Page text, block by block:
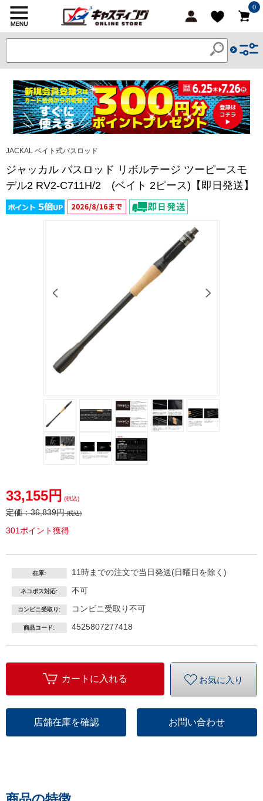
0
JACKAL ベイト式バスロッド
ジャッカル バスロッド リボルテージ ツーピースモ
デル2 RV2-C711H/2 (ベイト 2ピース)【即日発送】
33,155円 (税込)
定価：36,839円(税込)
301ポイント獲得
在庫: 11時までの注文で当日発送(日曜日を除く)
ネコポス対応: 不可
コンビニ受取り: コンビニ受取り不可
商品コード: 4525807277418
カートに入れる お気に入り
店舗在庫を確認 お問い合わせ